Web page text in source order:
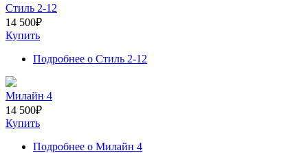
Стиль 2-12
14 500₽
Купить
Подробнее о Стиль 2-12
Милайн 4
14 500₽
Купить
Подробнее о Милайн 4